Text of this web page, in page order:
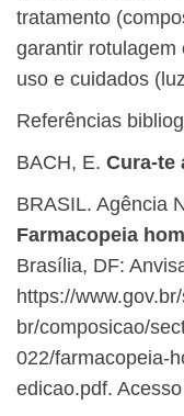
tratamento
garantir rotulagem
uso e cuidados
Referências
BACH, E. Cura-te
BRASIL. Agência
Farmacopeia
Brasília, DF:
https://
br/composicao/
022/farmacopeia-
edicao.pdf.